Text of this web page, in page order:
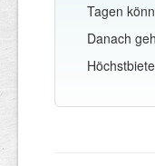
Tagen
Danach